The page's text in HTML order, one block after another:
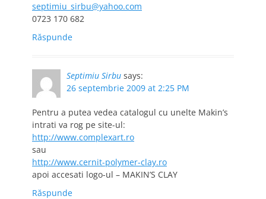
septimiu_sirbu@yahoo.com
0723 170 682
Răspunde
Septimiu Sirbu says:
26 septembrie 2009 at 2:25 PM
Pentru a putea vedea catalogul cu unelte Makin’s
intrati va rog pe site-ul:
http://www.complexart.ro
sau
http://www.cernit-polymer-clay.ro
apoi accesati logo-ul – MAKIN’S CLAY
Răspunde